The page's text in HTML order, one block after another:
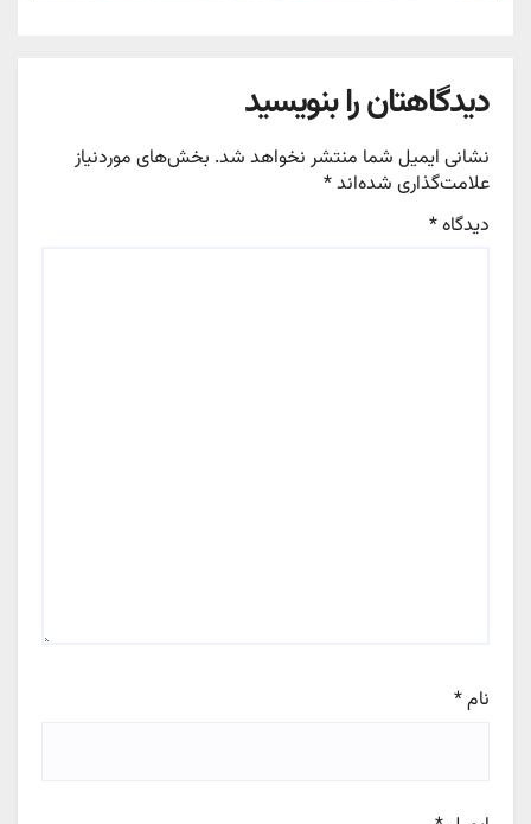
دیدگاهتان را بنویسید
نشانی ایمیل شما منتشر نخواهد شد. بخش‌های موردنیاز
علامت‌گذاری شده‌اند*
دیدگاه*
نام*